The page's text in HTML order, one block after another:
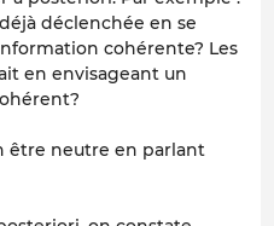
déclenchée en se
cohérente? Les
en envisageant un
être neutre en parlant